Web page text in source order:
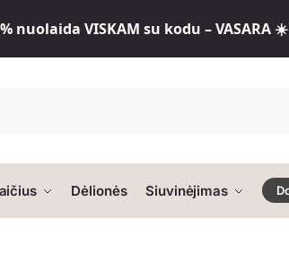
nuolaida VISKAM su kodu – VASARA ☀️
Dėlionės Siuvinėjimas